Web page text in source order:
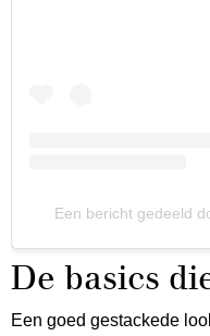
Een bericht gedeeld
De basics
Een goed gestackede